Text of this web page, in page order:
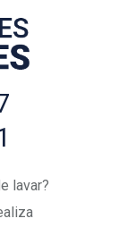
lavar?